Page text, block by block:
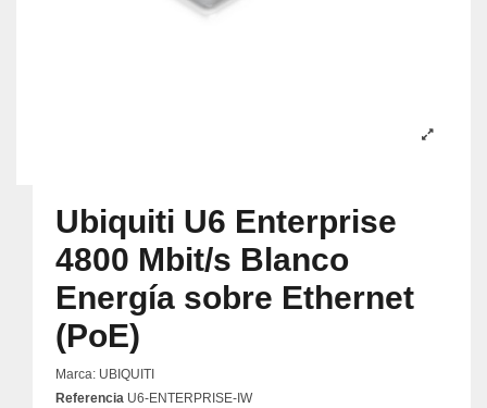
Ubiquiti U6 Enterprise
4800 Mbit/s Blanco
Energía sobre Ethernet
(PoE)
Marca: UBIQUITI
Referencia U6-ENTERPRISE-IW